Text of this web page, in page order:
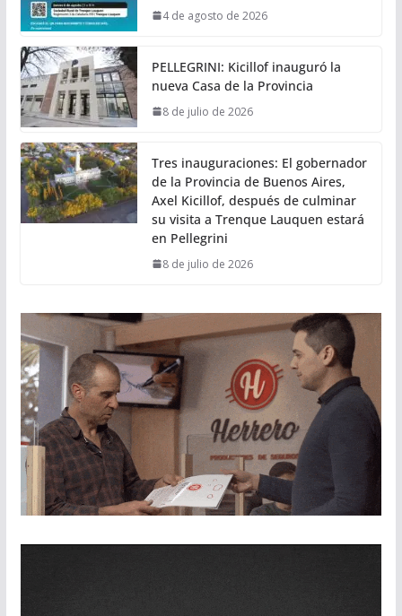
4 de agosto de 2026
PELLEGRINI: Kicillof inauguró la
nueva Casa de la Provincia
8 de julio de 2026
Tres inauguraciones: El gobernador
de la Provincia de Buenos Aires,
Axel Kicillof, después de culminar
su visita a Trenque Lauquen estará
en Pellegrini
8 de julio de 2026